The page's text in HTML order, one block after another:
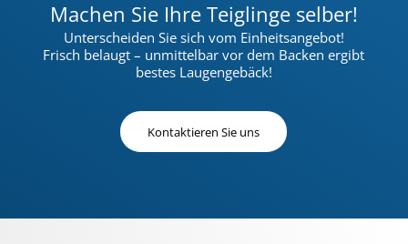
Machen Sie Ihre Teiglinge selber!
Unterscheiden Sie sich vom Einheitsangebot!
Frisch belaugt – unmittelbar vor dem Backen ergibt
bestes Laugengebäck!
Kontaktieren Sie uns